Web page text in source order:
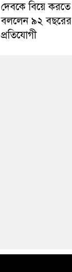
দেবকে বিয়ে করতে
বললেন ৯২ বছরের
প্রতিযোগী